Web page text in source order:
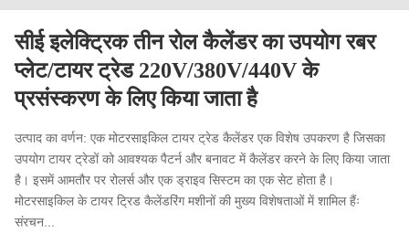
सीई इलेक्ट्रिक तीन रोल कैलेंडर का उपयोग रबर
प्लेट/टायर ट्रेड 220V/380V/440V के
प्रसंस्करण के लिए किया जाता है
उत्पाद का वर्णन: एक मोटरसाइकिल टायर ट्रेड कैलेंडर एक विशेष उपकरण है जिसका
उपयोग टायर ट्रेडों को आवश्यक पैटर्न और बनावट में कैलेंडर करने के लिए किया जाता
है। इसमें आमतौर पर रोलर्स और एक ड्राइव सिस्टम का एक सेट होता है।
मोटरसाइकिल के टायर ट्रिड कैलेंडरिंग मशीनों की मुख्य विशेषताओं में शामिल हैंः
संरचन...